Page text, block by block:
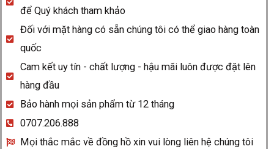
trắng
quantity
để Quý khách tham khảo
Đối với mặt hàng có sẵn chúng tôi có thể giao hàng toàn
quốc
Cam kết uy tín - chất lượng - hậu mãi luôn được đặt lên
hàng đầu
Bảo hành mọi sản phẩm từ 12 tháng
0707.206.888
Mọi thắc mắc về đồng hồ xin vui lòng liên hệ chúng tôi